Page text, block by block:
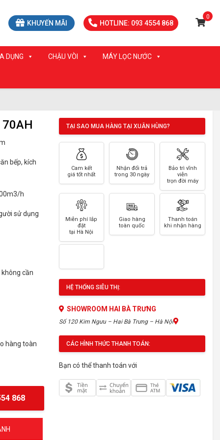
KHUYẾN MÃI HOTLINE: 093 4554 868
0
DỤNG CHẬU VÒI MÁY LỌC NƯỚC
bếp, kích
h
sử dụng
cần
hàng toàn
868
TẠI SAO MUA HÀNG TẠI XUÂN HÙNG?
Cam kết
giá tốt nhất
Nhận đổi trả
trong 30 ngày
Bảo trì vĩnh
viễn
trọn đời máy
Miễn phí lắp
đặt
tại Hà Nội
Giao hàng
toàn quốc
Thanh toán
khi nhận hàng
HỆ THỐNG SIÊU THỊ:
SHOWROOM HAI BÀ TRƯNG
Số 120 Kim Ngưu – Hai Bà Trưng – Hà Nội
CÁC HÌNH THỨC THANH TOÁN:
Bạn có thể thanh toán với